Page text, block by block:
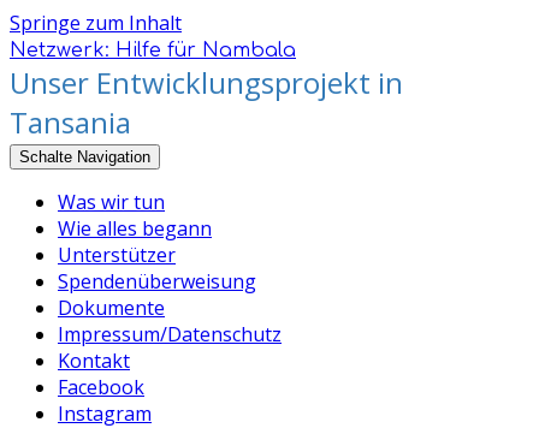
Springe zum Inhalt
Netzwerk: Hilfe für Nambala
Unser Entwicklungsprojekt in
Tansania
Schalte Navigation
Was wir tun
Wie alles begann
Unterstützer
Spendenüberweisung
Dokumente
Impressum/Datenschutz
Kontakt
Facebook
Instagram